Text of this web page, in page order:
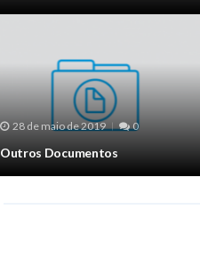
28 de maio de 2019 0
Outros Documentos